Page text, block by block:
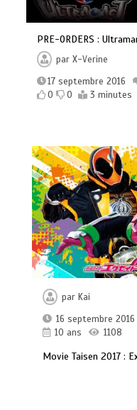
PRE-ORDERS :
parX-Verine
17 septembre 2016
0
0 3 minutes
par Kai
16 septembre 2016
10 ans
1108
Movie Taisen 2017 :